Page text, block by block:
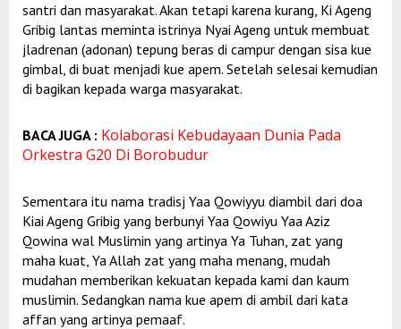
santri dan masyarakat. Akan tetapi karena kurang, Ki Ageng
Gribig lantas meminta istrinya Nyai Ageng untuk membuat
jladrenan (adonan) tepung beras di campur dengan sisa kue
gimbal, di buat menjadi kue apem. Setelah selesai kemudian
di bagikan kepada warga masyarakat.
BACA JUGA : Kolaborasi Kebudayaan Dunia Pada
Orkestra G20 Di Borobudur
Sementara itu nama tradisj Yaa Qowiyyu diambil dari doa
Kiai Ageng Gribig yang berbunyi Yaa Qowiyu Yaa Aziz
Qowina wal Muslimin yang artinya Ya Tuhan, zat yang
maha kuat, Ya Allah zat yang maha menang, mudah
mudahan memberikan kekuatan kepada kami dan kaum
muslimin. Sedangkan nama kue apem di ambil dari kata
affan yang artinya pemaaf.